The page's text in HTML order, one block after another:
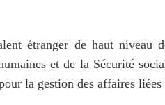
étranger de haut niveau
et de la Sécurité
la gestion des affaires